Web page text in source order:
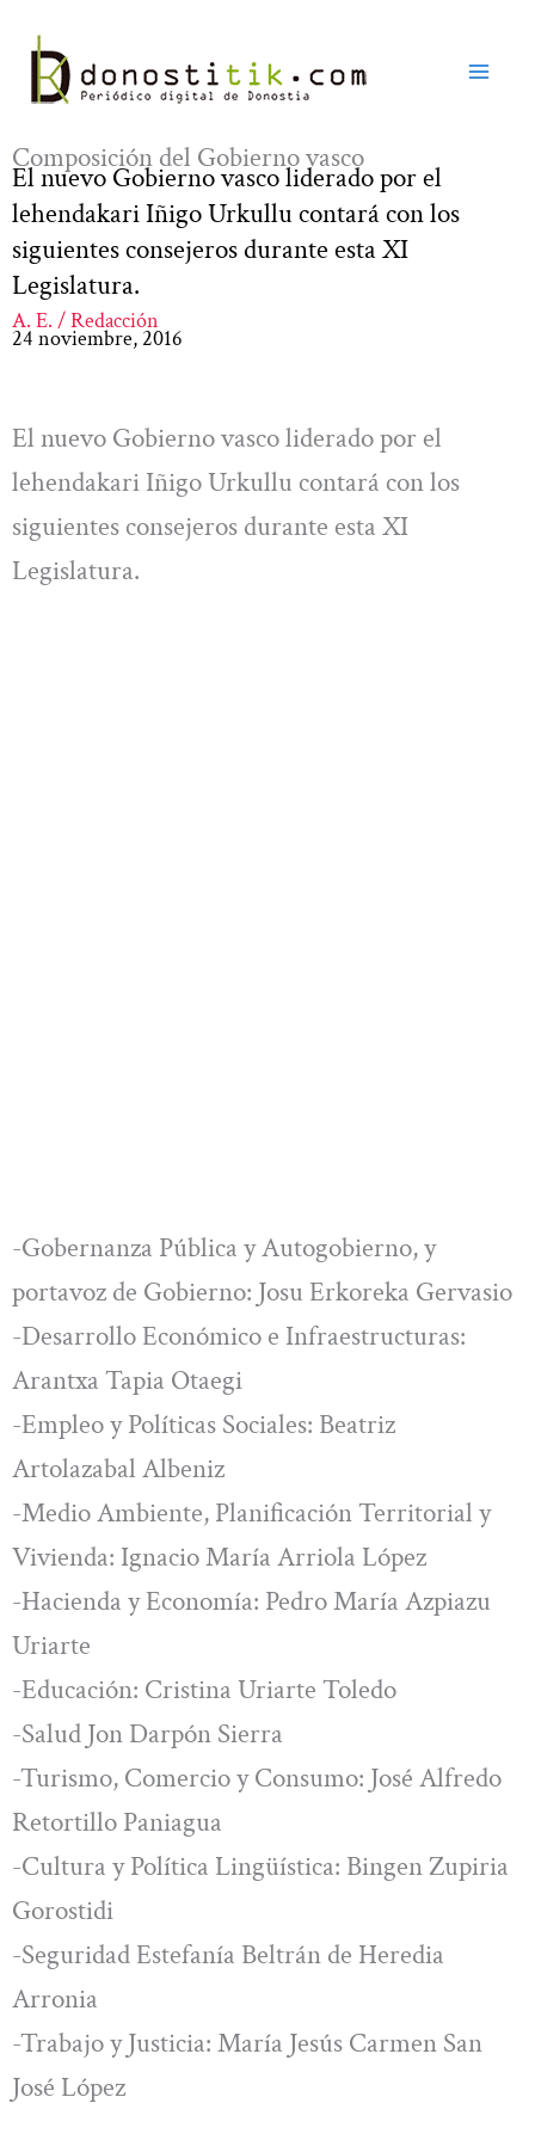
contenido
Composición del Gobierno vasco
El nuevo Gobierno vasco liderado por el
lehendakari Iñigo Urkullu contará con los
siguientes consejeros durante esta XI
Legislatura.
A. E. / Redacción
24 noviembre, 2016
El nuevo Gobierno vasco liderado por el
lehendakari Iñigo Urkullu contará con los
siguientes consejeros durante esta XI
Legislatura.
-Gobernanza Pública y Autogobierno, y
portavoz de Gobierno: Josu Erkoreka Gervasio
-Desarrollo Económico e Infraestructuras:
Arantxa Tapia Otaegi
-Empleo y Políticas Sociales: Beatriz
Artolazabal Albeniz
-Medio Ambiente, Planificación Territorial y
Vivienda: Ignacio María Arriola López
-Hacienda y Economía: Pedro María Azpiazu
Uriarte
-Educación: Cristina Uriarte Toledo
-Salud Jon Darpón Sierra
-Turismo, Comercio y Consumo: José Alfredo
Retortillo Paniagua
-Cultura y Política Lingüística: Bingen Zupiria
Gorostidi
-Seguridad Estefanía Beltrán de Heredia
Arronia
-Trabajo y Justicia: María Jesús Carmen San
José López